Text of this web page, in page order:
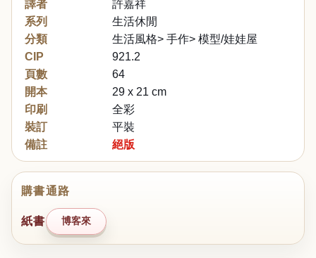
譯者
許嘉祥
系列
生活休閒
分類
生活風格> 手作> 模型/娃娃屋
CIP
921.2
頁數
64
開本
29 x 21 cm
印刷
全彩
裝訂
平裝
備註
絕版
購書通路
紙書 博客來